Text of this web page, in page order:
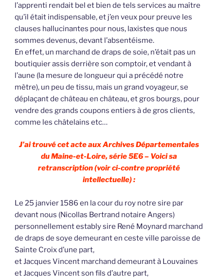
l’apprenti rendait bel et bien de tels services au maître
qu’il était indispensable, et j’en veux pour preuve les
clauses hallucinantes pour nous, laxistes que nous
sommes devenus, devant l’absentéisme.
En effet, un marchand de draps de soie, n’était pas un
boutiquier assis derrière son comptoir, et vendant à
l’aune (la mesure de longueur qui a précédé notre
mètre), un peu de tissu, mais un grand voyageur, se
déplaçant de château en château, et gros bourgs, pour
vendre des grands coupons entiers à de gros clients,
comme les châtelains etc…
J’ai trouvé cet acte aux Archives Départementales
du Maine-et-Loire, série 5E6 – Voici sa
retranscription (voir ci-contre propriété
intellectuelle) :
Le 25 janvier 1586 en la cour du roy notre sire par
devant nous (Nicollas Bertrand notaire Angers)
personnellement estably sire René Moynard marchand
de draps de soye demeurant en ceste ville paroisse de
Sainte Croix d’une part,
et Jacques Vincent marchand demeurant à Louvaines
et Jacques Vincent son fils d’autre part,